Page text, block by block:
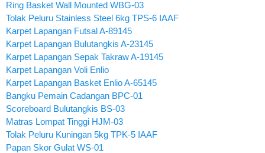
Ring Basket Wall Mounted WBG-03
Tolak Peluru Stainless Steel 6kg TPS-6 IAAF
Karpet Lapangan Futsal A-89145
Karpet Lapangan Bulutangkis A-23145
Karpet Lapangan Sepak Takraw A-19145
Karpet Lapangan Voli Enlio
Karpet Lapangan Basket Enlio A-65145
Bangku Pemain Cadangan BPC-01
Scoreboard Bulutangkis BS-03
Matras Lompat Tinggi HJM-03
Tolak Peluru Kuningan 5kg TPK-5 IAAF
Papan Skor Gulat WS-01